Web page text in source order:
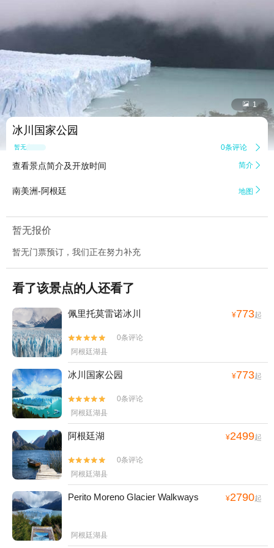
 1
冰川国家公园
暂无点评 0条评论 
查看景点简介及开放时间 简介 
南美洲-阿根廷 地图 
暂无报价
暂无门票预订，我们正在努力补充
看了该景点的人还看了
佩里托莫雷诺冰川 ¥773起


0条评论
阿根廷湖县
冰川国家公园 ¥773起


0条评论
阿根廷湖县
阿根廷湖 ¥2499起


0条评论
阿根廷湖县
Perito Moreno Glacier Walkways ¥2790起
阿根廷湖县